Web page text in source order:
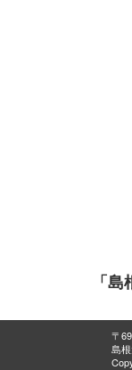
「
〒
島